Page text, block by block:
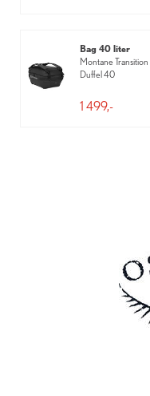
Bag 40 liter
Montane Transition
Duffel 40
1 499,-